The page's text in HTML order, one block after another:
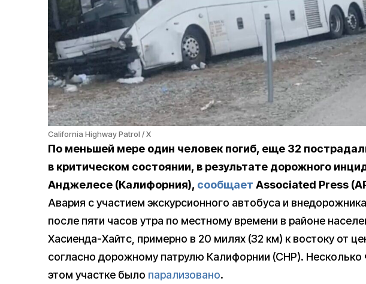
California Highway Patrol / X
По меньшей мере один человек погиб, еще 32
в критическом состоянии, в результате дорожного
Анджелесе (Калифорния), сообщает Associated Press
Авария с участием экскурсионного автобуса и
после пяти часов утра по местному времени в районе
Хасиенда-Хайтс, примерно в 20 милях (32 км) к востоку от
согласно дорожному патрулю Калифорнии (CHP). Несколько
этом участке было парализовано.